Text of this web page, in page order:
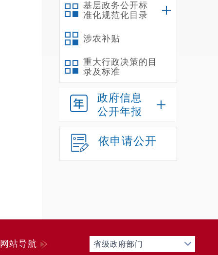
基层政务公开标
准化规范化目录
涉农补贴
重大行政决策的目
录及标准
政府信息
公开年报
依申请公开
网站导航 省级政府部门